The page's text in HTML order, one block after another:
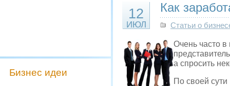
Бизнес идеи
12
ИЮЛ
Как
Статьи о
Очень часто в
а спросить
По своей